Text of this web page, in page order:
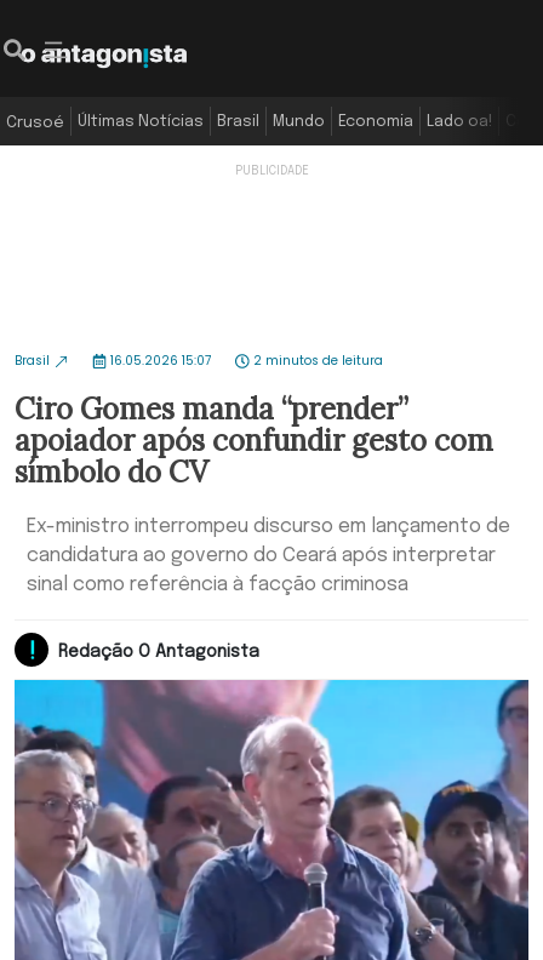
Crusoé Últimas Notícias Brasil Mundo Economia Lado oa!
Brasil 16.05.2026 15:07 2 minutos de leitura
Ciro Gomes manda “prender”
apoiador após confundir gesto com
símbolo do CV
Ex-ministro interrompeu discurso em lançamento de
candidatura ao governo do Ceará após interpretar
sinal como referência à facção criminosa
Redação O Antagonista